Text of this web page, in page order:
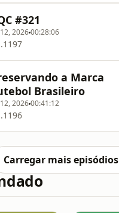
#321
202600:28:06
a Marca
Brasileiro
202600:41:12
Carregar mais episódios